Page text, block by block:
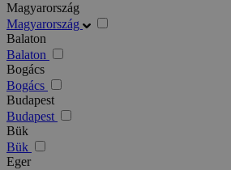
Magyarország
Magyarország
Balaton
Balaton
Bogács
Bogács
Budapest
Budapest
Bük
Bük
Eger